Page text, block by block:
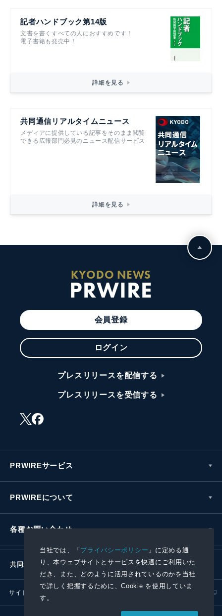
当社では、「プライバシーポリシー 」に定める通
り、本ウェブサイトとサービスを快適にご利用いた
だき、また、どのように活用されているのかを当社
で詳しく把握するために、Cookie を使用していま
す。
記者ハンドブック第14版
文書を書くすべての人におすすめです！
電子書籍も発売中！
詳細を見る
共同通信リアルタイムニュース
メディアに提供している記事をそのまま閲覧
できる広報部門必見のニュース配信サービス
詳細を見る
KYODO NEWS
PRWIRE
会員登録
ログイン
プレスリリースを配信する
プレスリリースを受信する
PRWIREサービス
PRWIREについて
各種お問い合わせ
共同通信社グループ
サイトポリシー